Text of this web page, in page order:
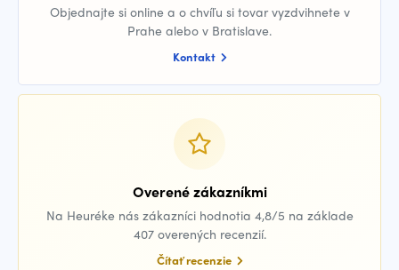
Objednajte si online a o chvíľu si tovar vyzdvihnete v
Prahe alebo v Bratislave.
Kontakt
Overené zákazníkmi
Na Heuréke nás zákazníci hodnotia 4,8/5 na základe
407 overených recenzií.
Čítať recenzie